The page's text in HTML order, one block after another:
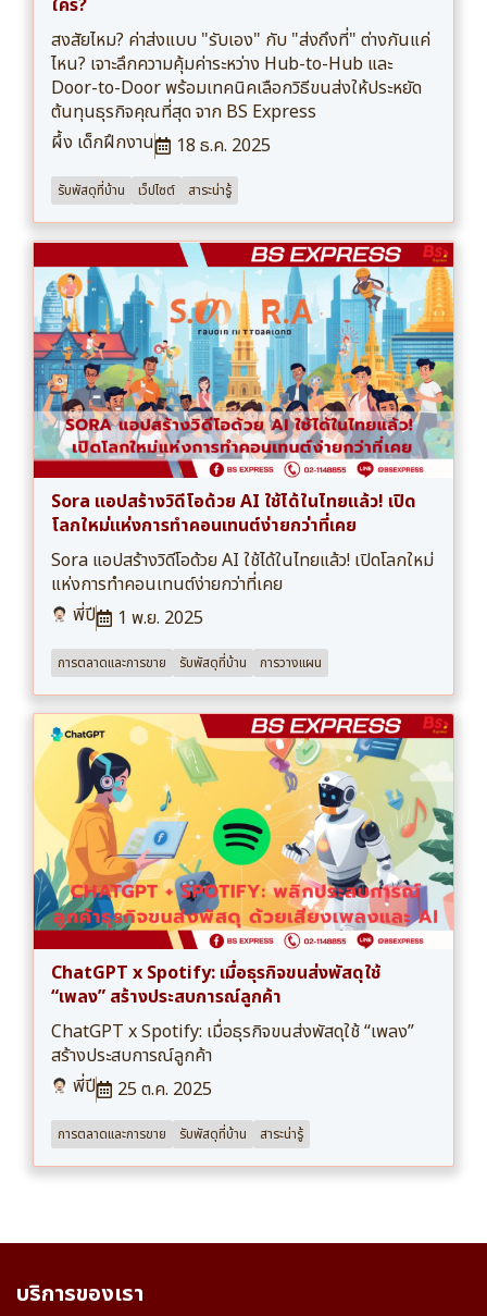
ใคร?
สงสัยไหม? ค่าส่งแบบ "รับเอง" กับ "ส่งถึงที่" ต่างกันแค่
ไหน? เจาะลึกความคุ้มค่าระหว่าง Hub-to-Hub และ
Door-to-Door พร้อมเทคนิคเลือกวิธีขนส่งให้ประหยัด
ต้นทุนธุรกิจคุณที่สุด จาก BS Express
ผึ้ง เด็กฝึกงาน
18 ธ.ค. 2025
รับพัสดุที่บ้าน เว็ปไซต์ สาระน่ารู้
Sora แอปสร้างวิดีโอด้วย AI ใช้ได้ในไทยแล้ว! เปิด
โลกใหม่แห่งการทำคอนเทนต์ง่ายกว่าที่เคย
Sora แอปสร้างวิดีโอด้วย AI ใช้ได้ในไทยแล้ว! เปิดโลกใหม่
แห่งการทำคอนเทนต์ง่ายกว่าที่เคย
พี่ปี
1 พ.ย. 2025
การตลาดและการขาย รับพัสดุที่บ้าน การวางแผน
ChatGPT x Spotify: เมื่อธุรกิจขนส่งพัสดุใช้
“เพลง” สร้างประสบการณ์ลูกค้า
ChatGPT x Spotify: เมื่อธุรกิจขนส่งพัสดุใช้ “เพลง”
สร้างประสบการณ์ลูกค้า
พี่ปี
25 ต.ค. 2025
การตลาดและการขาย รับพัสดุที่บ้าน สาระน่ารู้
บริการของเรา